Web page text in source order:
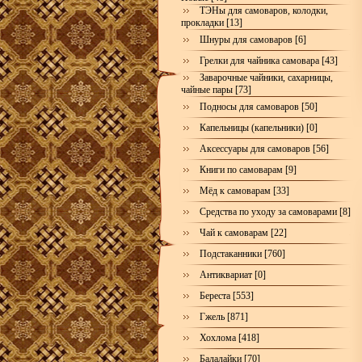
ТЭНы для самоваров, колодки,
прокладки [13]
Шнуры для самоваров [6]
Грелки для чайника самовара [43]
Заварочные чайники, сахарницы,
чайные пары [73]
Подносы для самоваров [50]
Капельницы (капельники) [0]
Аксессуары для самоваров [56]
Книги по самоварам [9]
Мёд к самоварам [33]
Средства по уходу за самоварами [8]
Чай к самоварам [22]
Подстаканники [760]
Антиквариат [0]
Береста [553]
Гжель [871]
Хохлома [418]
Балалайки [70]